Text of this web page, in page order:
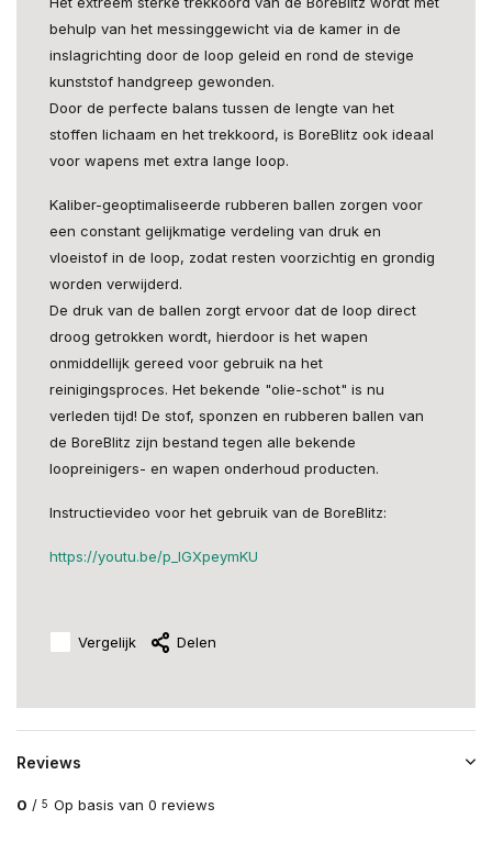
behulp van het messinggewicht via de kamer in de
inslagrichting door de loop geleid en rond de stevige
kunststof handgreep gewonden.
Door de perfecte balans tussen de lengte van het
stoffen lichaam en het trekkoord, is BoreBlitz ook ideaal
voor wapens met extra lange loop.
Kaliber-geoptimaliseerde rubberen ballen zorgen voor
een constant gelijkmatige verdeling van druk en
vloeistof in de loop, zodat resten voorzichtig en grondig
worden verwijderd.
De druk van de ballen zorgt ervoor dat de loop direct
droog getrokken wordt, hierdoor is het wapen
onmiddellijk gereed voor gebruik na het
reinigingsproces. Het bekende "olie-schot" is nu
verleden tijd! De stof, sponzen en rubberen ballen van
de BoreBlitz zijn bestand tegen alle bekende
loopreinigers- en wapen onderhoud producten.
Instructievideo voor het gebruik van de BoreBlitz:
https://youtu.be/p_IGXpeymKU
Vergelijk Delen
Reviews
0 / 5 Op basis van 0 reviews